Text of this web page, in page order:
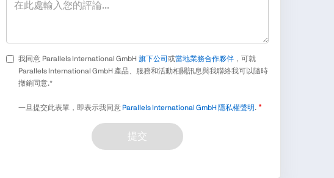
我同意 Parallels International GmbH 旗下公司 或當地業務合作夥伴 ，可就
Parallels International GmbH 產品、服務和活動相關訊息與我聯絡我可以隨時
撤銷同意.*
一旦提交此表單，即表示我同意 Parallels International GmbH 隱私權聲明 .
提交